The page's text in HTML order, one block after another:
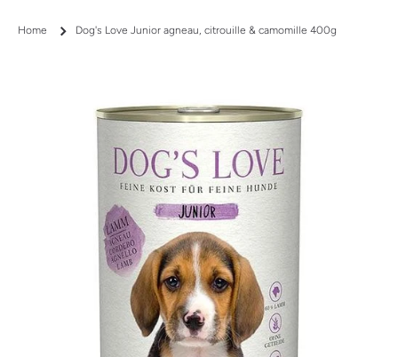
Home Dog's Love Junior agneau, citrouille & camomille 400g